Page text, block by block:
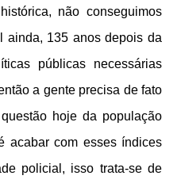
não conseguimos
ainda, 135 anos depois da
públicas necessárias
a gente precisa de fato
hoje da população
acabar com esses índices
policial, isso trata-se de